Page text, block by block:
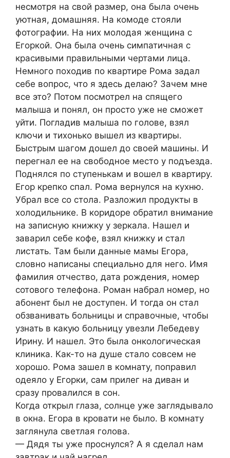
несмотря на свой размер, она была очень
уютная, домашняя. На комоде стояли
фотографии. На них молодая женщина с
Егоркой. Она была очень симпатичная с
красивыми правильными чертами лица.
Немного походив по квартире Рома задал
себе вопрос, что я здесь делаю? Зачем мне
все это? Потом посмотрел на спящего
малыша и понял, он просто уже не сможет
уйти. Погладив малыша по голове, взял
ключи и тихонько вышел из квартиры.
Быстрым шагом дошел до своей машины. И
перегнал ее на свободное место у подъезда.
Поднялся по ступенькам и вошел в квартиру.
Егор крепко спал. Рома вернулся на кухню.
Убрал все со стола. Разложил продукты в
холодильнике. В коридоре обратил внимание
на записную книжку у зеркала. Нашел и
заварил себе кофе, взял книжку и стал
листать. Там были данные мамы Егора,
словно написаны специально для него. Имя
фамилия отчество, дата рождения, номер
сотового телефона. Роман набрал номер, но
абонент был не доступен. И тогда он стал
обзванивать больницы и справочные, чтобы
узнать в какую больницу увезли Лебедеву
Ирину. И нашел. Это была онкологическая
клиника. Как-то на душе стало совсем не
хорошо. Рома зашел в комнату, поправил
одеяло у Егорки, сам прилег на диван и
сразу провалился в сон.
Когда открыл глаза, солнце уже заглядывало
в окна. Егора в кровати не было. В комнату
заглянула светлая голова.
— Дядя ты уже проснулся? А я сделал нам